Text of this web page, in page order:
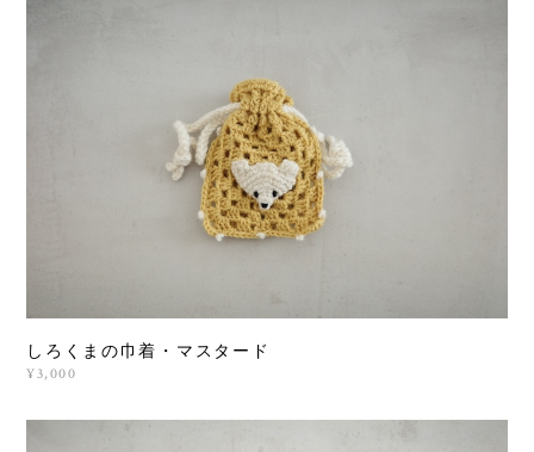
しろくまの巾着・マスタード
¥3,000